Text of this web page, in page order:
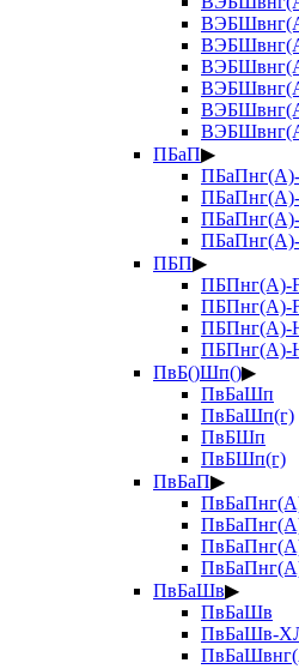
ПБаП▶
ПБП▶
ПБПнг(А)-
ПБПнг(А)-
ПБПнг(А)-
ПБПнг(А)-
ПвБ()Шп()▶
ПвБаШп
ПвБаШп(г)
ПвБШп
ПвБШп(г)
ПвБаП▶
ПвБаШв▶
ПвБаШв
ПвБаШв-